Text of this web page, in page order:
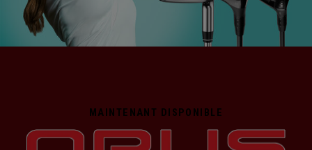
MAINTENANT DISPONIBLE